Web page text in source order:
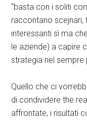
“basta con i soliti
raccontano scejnari,
interessanti sì ma
le aziende) a capire
strategia nel
Quello che ci
di condividere the
affrontate, i risultati